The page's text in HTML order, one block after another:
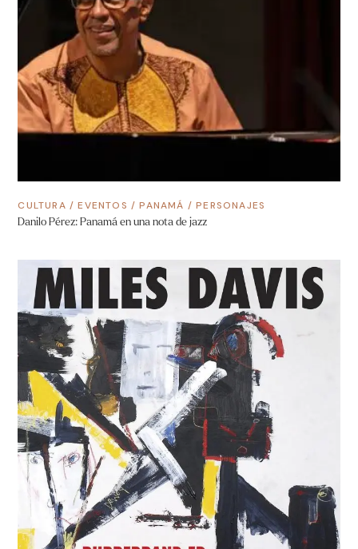
CULTURA /EVENTOS /PANAMÁ /PERSONAJES
Danilo Pérez: Panamá en una nota de jazz